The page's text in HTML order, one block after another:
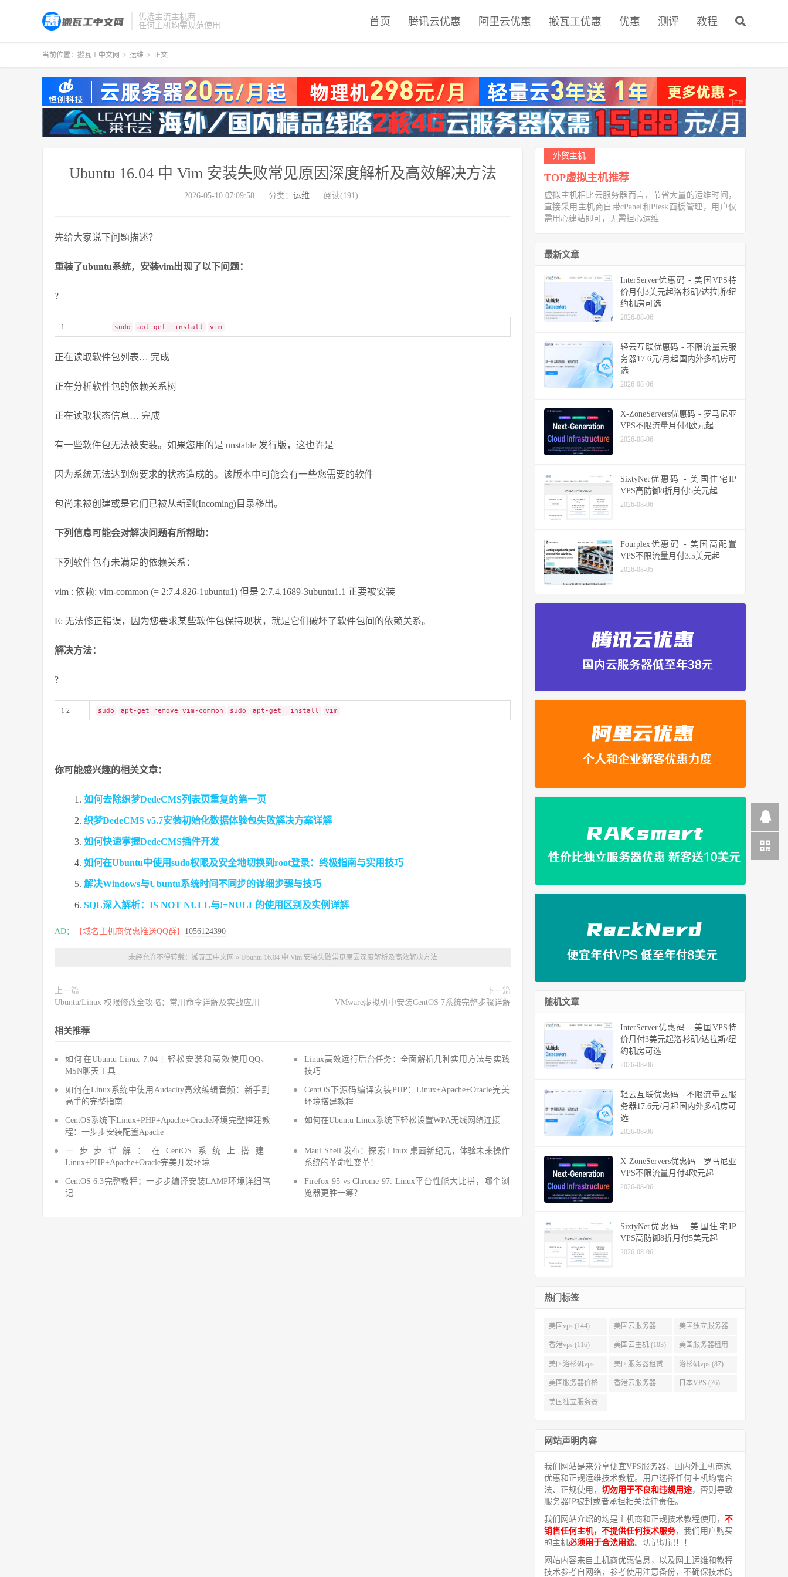
优选主流主机商
任何主机均需规范使用
首页 腾讯云优惠 阿里云优惠 搬瓦工优惠 优惠 测评 教程
当前位置： 搬瓦工中文网 > 运维 > 正文
Ubuntu 16.04 中 Vim 安装失败常见原因深度解析及高效解决方法
2026-05-10 07:09:58 分类： 运维 阅读(191)
先给大家说下问题描述？
重装了ubuntu系统，安装vim出现了以下问题：
?
1 sudo apt-get install vim
正在读取软件包列表… 完成
正在分析软件包的依赖关系树
正在读取状态信息… 完成
有一些软件包无法被安装。如果您用的是 unstable 发行版，这也许是
因为系统无法达到您要求的状态造成的。该版本中可能会有一些您需要的软件
包尚未被创建或是它们已被从新到(Incoming)目录移出。
下列信息可能会对解决问题有所帮助：
下列软件包有未满足的依赖关系：
vim : 依赖: vim-common (= 2:7.4.826-1ubuntu1) 但是 2:7.4.1689-3ubuntu1.1 正要被安装
E: 无法修正错误，因为您要求某些软件包保持现状，就是它们破坏了软件包间的依赖关系。
解决方法：
?
1 2 sudo apt-get remove vim-common sudo apt-get install vim
你可能感兴趣的相关文章：
如何去除织梦DedeCMS列表页重复的第一页
织梦DedeCMS v5.7安装初始化数据体验包失败解决方案详解
如何快速掌握DedeCMS插件开发
如何在Ubuntu中使用sudo权限及安全地切换到root登录：终极指南与实用技巧
解决Windows与Ubuntu系统时间不同步的详细步骤与技巧
SQL深入解析：IS NOT NULL与!=NULL的使用区别及实例详解
AD： 【域名主机商优惠推送QQ群】 1056124390
未经允许不得转载： 搬瓦工中文网 » Ubuntu 16.04 中 Vim 安装失败常见原因深度解析及高效解决方法
上一篇
Ubuntu/Linux 权限修改全攻略：常用命令详解及实战应用
下一篇
VMware虚拟机中安装CentOS 7系统完整步骤详解
相关推荐
如何在Ubuntu Linux 7.04上轻松安装和高效使用QQ、
MSN聊天工具
Linux高效运行后台任务：全面解析几种实用方法与实践
技巧
如何在Linux系统中使用Audacity高效编辑音频：新手到
高手的完整指南
CentOS下源码编译安装PHP：Linux+Apache+Oracle完美
环境搭建教程
CentOS系统下Linux+PHP+Apache+Oracle环境完整搭建教
程：一步步安装配置Apache
如何在Ubuntu Linux系统下轻松设置WPA无线网络连接
一步步详解：在CentOS系统上搭建
Linux+PHP+Apache+Oracle完美开发环境
Maui Shell 发布：探索 Linux 桌面新纪元，体验未来操作
系统的革命性变革！
CentOS 6.3完整教程：一步步编译安装LAMP环境详细笔
记
Firefox 95 vs Chrome 97: Linux平台性能大比拼，哪个浏
览器更胜一筹？
外贸主机
TOP虚拟主机推荐
虚拟主机相比云服务器而言，节省大量的运维时间，
直接采用主机商自带cPanel和Plesk面板管理，用户仅
需用心建站即可，无需担心运维
最新文章
InterServer优惠码 - 美国VPS特
价月付3美元起洛杉矶/达拉斯/纽
约机房可选
2026-08-06
轻云互联优惠码 - 不限流量云服
务器17.6元/月起国内外多机房可
选
2026-08-06
X-ZoneServers优惠码 - 罗马尼亚
VPS不限流量月付4欧元起
2026-08-06
SixtyNet优惠码 - 美国住宅IP
VPS高防御8折月付5美元起
2026-08-06
Fourplex优惠码 - 美国高配置
VPS不限流量月付3.5美元起
2026-08-05
随机文章
InterServer优惠码 - 美国VPS特
价月付3美元起洛杉矶/达拉斯/纽
约机房可选
2026-08-06
轻云互联优惠码 - 不限流量云服
务器17.6元/月起国内外多机房可
选
2026-08-06
X-ZoneServers优惠码 - 罗马尼亚
VPS不限流量月付4欧元起
2026-08-06
SixtyNet优惠码 - 美国住宅IP
VPS高防御8折月付5美元起
2026-08-06
热门标签
美国vps (144) 美国云服务器
(143)
美国独立服务器
(118)
香港vps (116) 美国云主机 (103) 美国服务器租用
(99)
美国洛杉矶vps
(94)
美国服务器租赁
(91)
洛杉矶vps (87)
美国服务器价格
(82)
香港云服务器 日本VPS (76)
美国独立服务器
网站声明内容
我们网站是来分享便宜VPS服务器、国内外主机商家
优惠和正规运维技术教程。用户选择任何主机均需合
法、正规使用， 切勿用于不良和违规用途，否则导致
服务器IP被封或者承担相关法律责任。
我们网站介绍的均是主机商和正规技术教程使用， 不
销售任何主机，不提供任何技术服务，我们用户购买
的主机必须用于合法用途。切记切记！！
网站内容来自主机商优惠信息，以及网上运维和教程
技术参考自网络，参考使用注意备份，不确保技术的